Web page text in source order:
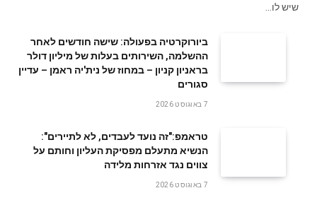
שיש לו…
ביורוקרטיה בפעולה: שישה חודשים לאחר
ההשלמה, השירותים בעלות של מיליון דולר
בראניון קניון – במחוז של נית'יה ראמן – עדיין
סגורים
7 באוגוסט 2026
טראמפ:"זה נועד לעבדים, לא לתיירים":
הנשיא מתעלם מפסיקת העליון וחותם על
צווים נגד אזרחות מלידה
7 באוגוסט 2026